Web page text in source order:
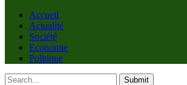
Accueil
Actualité
Société
Economie
Politique
Submit